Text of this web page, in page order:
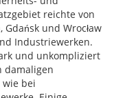
reichte von
und Wrocław
Industriewerken.
und unkompliziert
damaligen
bei